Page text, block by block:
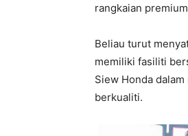
rangkaian
Beliau turut
memiliki fasiliti
Siew Honda
berkualiti.